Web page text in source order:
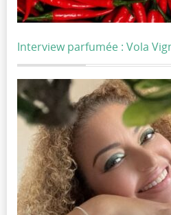
Interview parfumée : Vola